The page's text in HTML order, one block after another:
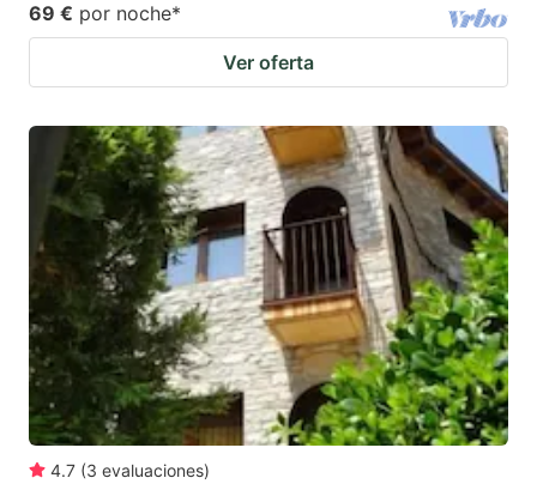
69 € por noche*
Ver oferta
4.7 (3 evaluaciones)